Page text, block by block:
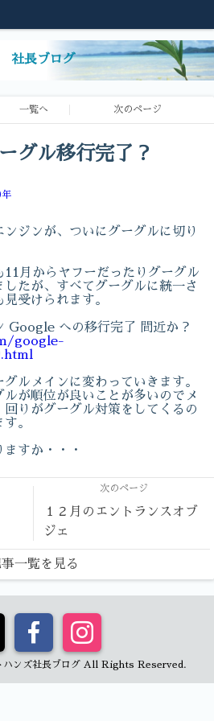
社長ブログ
一覧へ 次のページ
グル移行完了？
ジンが、ついにグーグルに切り
月からヤフーだったりグーグル
たが、すべてグーグルに統一さ
受けられます。
Google への移行完了 間近か？
google-
ルメインに変わっていきます。
が順位が良いことが多いのでメ
回りがグーグル対策をしてくるの
。
すか・・・
次のページ
１２月のエントランスオブ
ジェ
一覧を見る
ンズ社長ブログ All Rights Reserved.